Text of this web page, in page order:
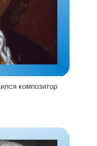
композитор